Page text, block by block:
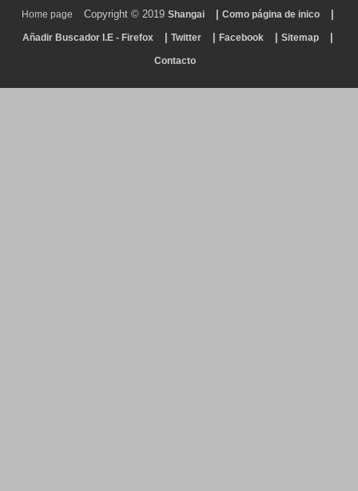
Home page Copyright © 2019 Shangai | Como página de inico |
Añadir Buscador I.E - Firefox | Twitter | Facebook | Sitemap |
Contacto